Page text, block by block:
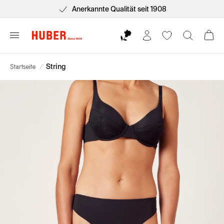
Anerkannte Qualität seit 1908
Startseite / String